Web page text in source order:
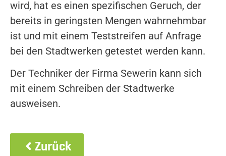
wird, hat es einen spezifischen Geruch, der
bereits in geringsten Mengen wahrnehmbar
ist und mit einem Teststreifen auf Anfrage
bei den Stadtwerken getestet werden kann.
Der Techniker der Firma Sewerin kann sich
mit einem Schreiben der Stadtwerke
ausweisen.
Zurück